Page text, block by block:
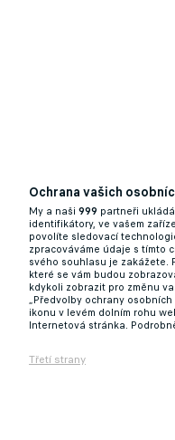
Ochrana vašich
My a naši 999 partneři
identifikátory, ve vašem
povolíte sledovací
zpracováváme údaje s tímto
svého souhlasu je zakážete.
které se vám budou
kdykoli zobrazit pro změnu
„Předvolby ochrany
ikonu v levém dolním rohu
Internetová stránka.
Třetí strany